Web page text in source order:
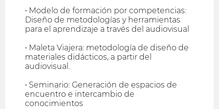
• Modelo de formación por competencias:
Diseño de metodologías y herramientas
para el aprendizaje a través del audiovisual
• Maleta Viajera: metodología de diseño de
materiales didácticos, a partir del
audiovisual.
• Seminario: Generación de espacios de
encuentro e intercambio de
conocimientos